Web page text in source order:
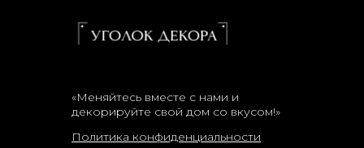
«Меняйтесь вместе с нами и
декорируйте свой дом со вкусом!»
Политика конфиденциальности